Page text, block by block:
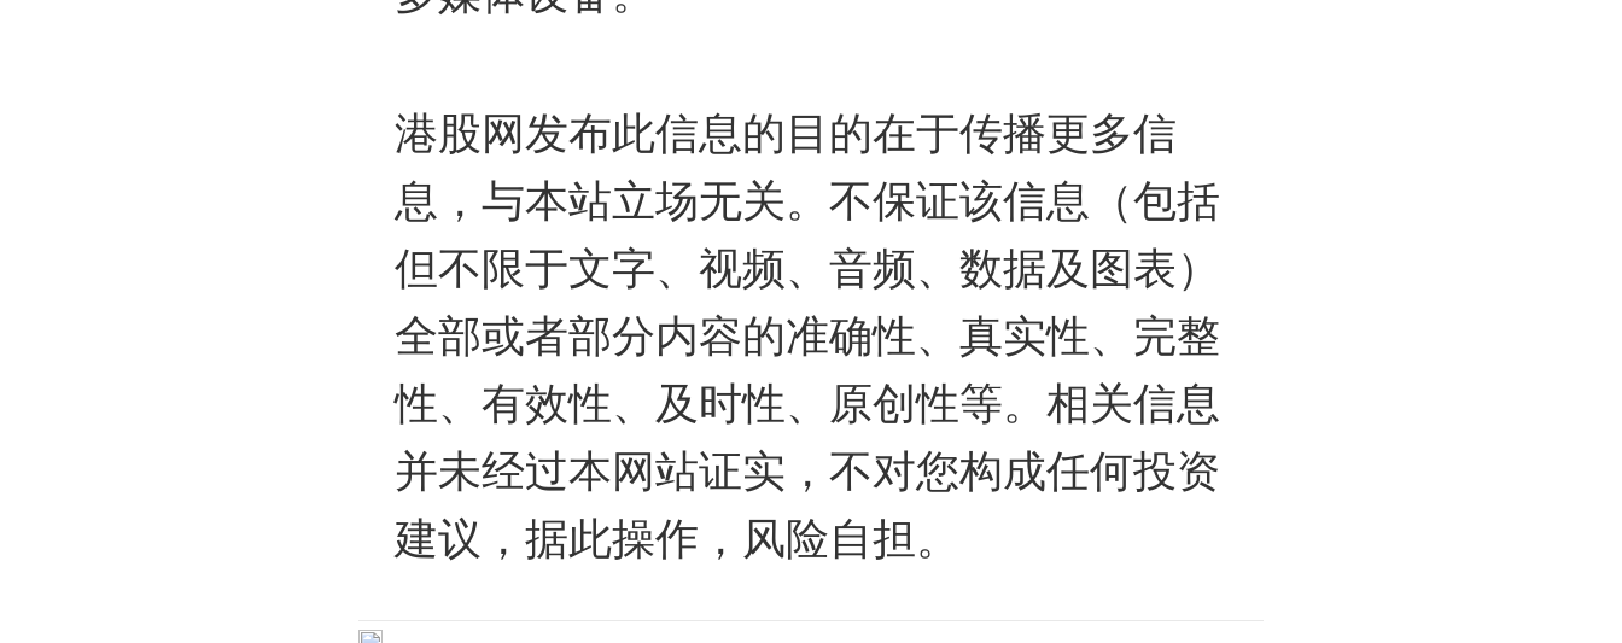
港股网发布此信息的目的在于传播更多信
息，与本站立场无关。不保证该信息（包括
但不限于文字、视频、音频、数据及图表）
全部或者部分内容的准确性、真实性、完整
性、有效性、及时性、原创性等。相关信息
并未经过本网站证实，不对您构成任何投资
建议，据此操作，风险自担。